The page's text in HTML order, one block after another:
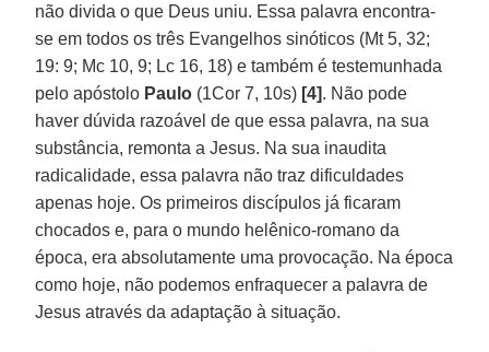
não divida o que Deus uniu. Essa palavra encontra-
se em todos os três Evangelhos sinóticos (Mt 5, 32;
19: 9; Mc 10, 9; Lc 16, 18) e também é testemunhada
pelo apóstolo Paulo (1Cor 7, 10s) [4]. Não pode
haver dúvida razoável de que essa palavra, na sua
substância, remonta a Jesus. Na sua inaudita
radicalidade, essa palavra não traz dificuldades
apenas hoje. Os primeiros discípulos já ficaram
chocados e, para o mundo helênico-romano da
época, era absolutamente uma provocação. Na época
como hoje, não podemos enfraquecer a palavra de
Jesus através da adaptação à situação.